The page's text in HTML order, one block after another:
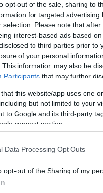
opt-out of the sale, sharing to
for targeted
selection. Please note that
interest-based ads based
to third parties prior to
of your personal
This information may also be
Participants that may further
that this website/app uses one
but not limited to your
to Google and its third-party
consent section.
Data Processing Opt Outs
opt-out of the Sharing of my
Cup –
friplassen på